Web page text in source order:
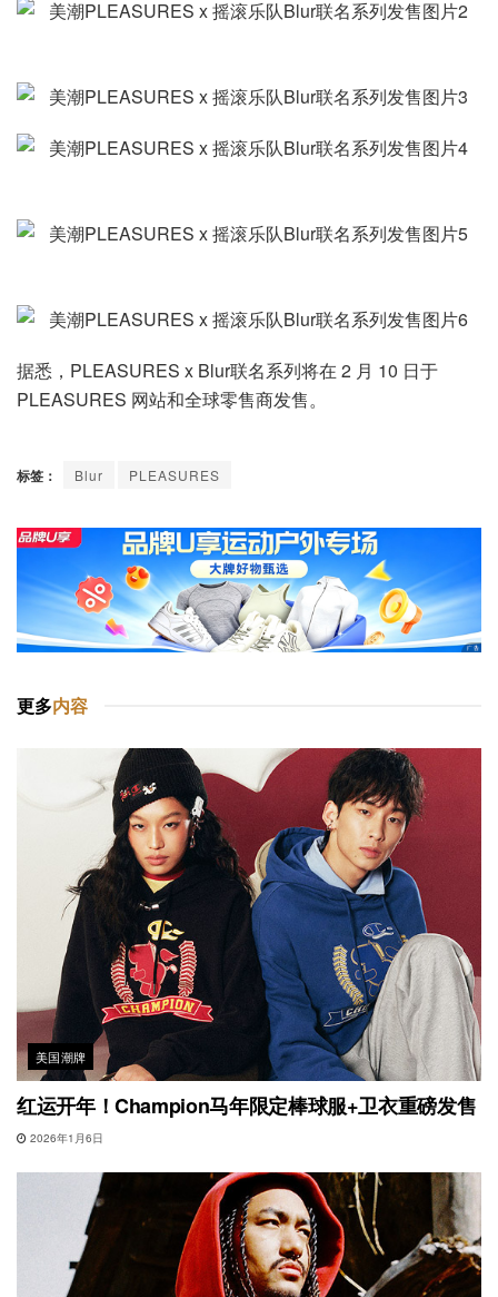
据悉，PLEASURES x Blur联名系列将在 2 月 10 日于
PLEASURES 网站和全球零售商发售。
标签： Blur PLEASURES
更多内容
美国潮牌
红运开年！Champion马年限定棒球服+卫衣重磅发售
2026年1月6日